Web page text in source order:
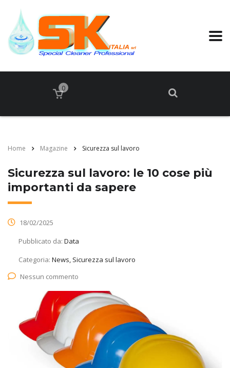
0
Home Magazine Sicurezza sul lavoro
Sicurezza sul lavoro: le 10 cose più
importanti da sapere
18/02/2025
Pubblicato da: Data
Categoria: News, Sicurezza sul lavoro
Nessun commento